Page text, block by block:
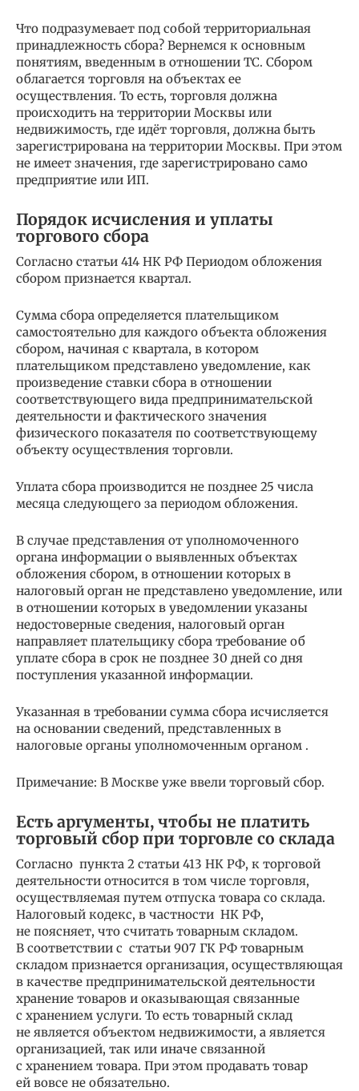
Что подразумевает под собой территориальная
принадлежность сбора? Вернемся к основным
понятиям, введенным в отношении ТС. Сбором
облагается торговля на объектах ее
осуществления. То есть, торговля должна
происходить на территории Москвы или
недвижимость, где идёт торговля, должна быть
зарегистрирована на территории Москвы. При этом
не имеет значения, где зарегистрировано само
предприятие или ИП.
Порядок исчисления и уплаты
торгового сбора
Согласно статьи 414 НК РФ Периодом обложения
сбором признается квартал.
Сумма сбора определяется плательщиком
самостоятельно для каждого объекта обложения
сбором, начиная с квартала, в котором
плательщиком представлено уведомление, как
произведение ставки сбора в отношении
соответствующего вида предпринимательской
деятельности и фактического значения
физического показателя по соответствующему
объекту осуществления торговли.
Уплата сбора производится не позднее 25 числа
месяца следующего за периодом обложения.
В случае представления от уполномоченного
органа информации о выявленных объектах
обложения сбором, в отношении которых в
налоговый орган не представлено уведомление, или
в отношении которых в уведомлении указаны
недостоверные сведения, налоговый орган
направляет плательщику сбора требование об
уплате сбора в срок не позднее 30 дней со дня
поступления указанной информации.
Указанная в требовании сумма сбора исчисляется
на основании сведений, представленных в
налоговые органы уполномоченным органом .
Примечание: В Москве уже ввели торговый сбор.
Есть аргументы, чтобы не платить
торговый сбор при торговле со склада
Согласно пункта 2 статьи 413 НК РФ, к торговой
деятельности относится в том числе торговля,
осуществляемая путем отпуска товара со склада.
Налоговый кодекс, в частности НК РФ,
не поясняет, что считать товарным складом.
В соответствии с статьи 907 ГК РФ товарным
складом признается организация, осуществляющая
в качестве предпринимательской деятельности
хранение товаров и оказывающая связанные
с хранением услуги. То есть товарный склад
не является объектом недвижимости, а является
организацией, так или иначе связанной
с хранением товара. При этом продавать товар
ей вовсе не обязательно.